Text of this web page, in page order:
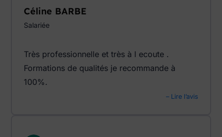
Céline BARBE
Salariée
Très professionnelle et très à l ecoute .
Formations de qualités je recommande à
100%.
– Lire l’avis